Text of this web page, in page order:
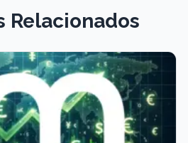
Relacionados